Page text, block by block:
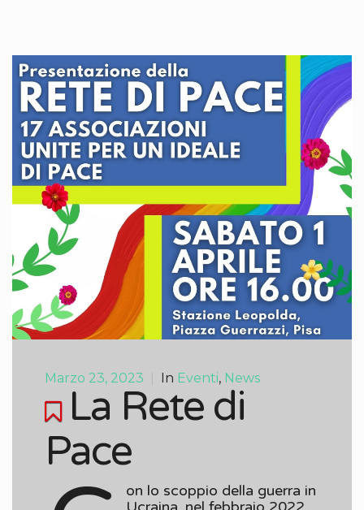
Marzo 23, 2023 In Eventi, News
La Rete di
Pace
on lo scoppio della guerra in